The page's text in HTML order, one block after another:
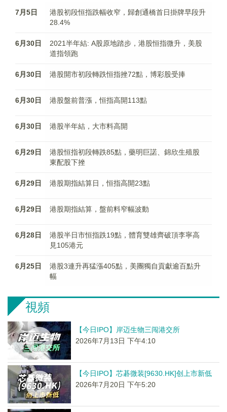
7月5日
港股初段恒指跌幅收窄，歸創通橋首日掛牌早段升
28.4%
6月30日
2021半年結: A股原地踏步，港股恒指微升，美股
道指領跑
6月30日 港股開市初段轉跌恒指挫72點，博彩股受捧
6月30日 港股盤前普漲，恒指高開113點
6月30日 港股半年結，大市料高開
6月29日
港股恒指初段轉跌85點，藥明巨諾、錦欣生殖股
東配股下挫
6月29日 港股期指結算日，恒指高開23點
6月29日 港股期指結算，盤前料窄幅波動
6月28日
港股半日市恒指跌19點，體育雙雄齊破頂李寧高
見105港元
6月25日
港股3連升再猛漲405點，美團獨自貢獻逾百點升
幅
視頻
【今日IPO】岸迈生物三闯港交所
2026年7月13日 下午4:10
【今日IPO】芯碁微装[9630.HK]创上市新低
2026年7月20日 下午5:20